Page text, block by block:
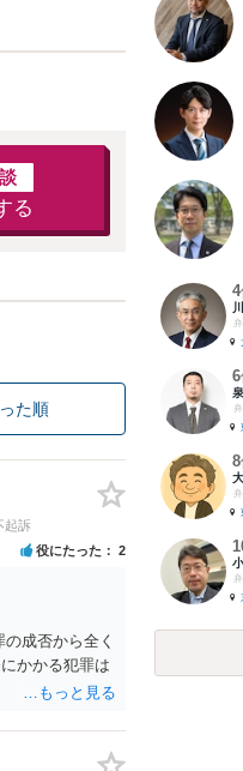
る
た順
起訴
役にたった 2
成否から全く
かかる犯罪は
4
6
8